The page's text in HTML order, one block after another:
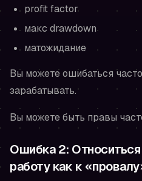
profit factor
макс drawdown
матожидание
Вы можете ошибаться
зарабатывать.
Вы можете быть правы
Ошибка 2:
работу как к